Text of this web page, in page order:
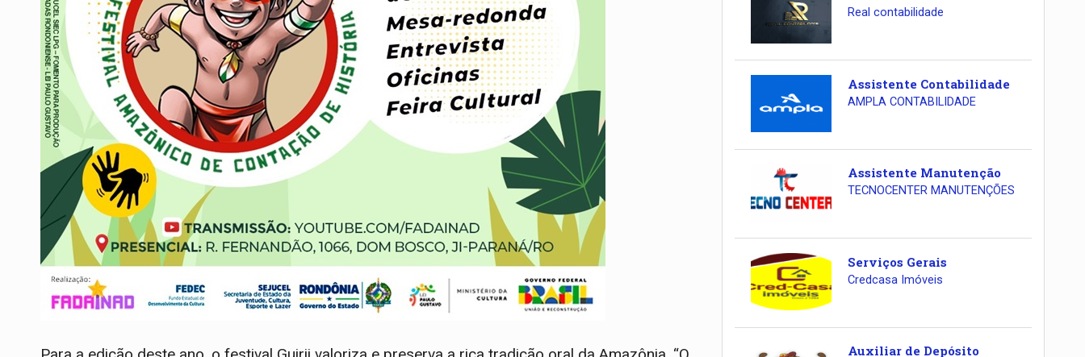
Real contabilidade
Assistente Contabilidade
AMPLA CONTABILIDADE
Assistente Manutenção
TECNOCENTER MANUTENÇÕES
Serviços Gerais
Credcasa Imóveis
Auxiliar de Depósito